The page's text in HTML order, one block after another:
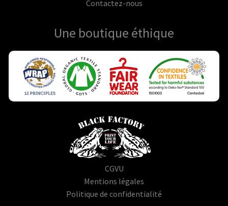
Contactez-nous
Une boutique éthique
CGVU
Mentions légales
Politique de confidentialité